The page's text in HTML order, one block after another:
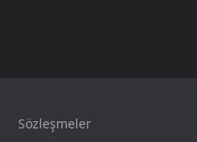
Sözleşmeler